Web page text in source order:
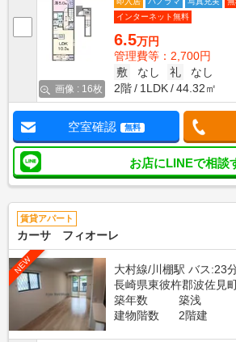
画像 : 16枚
インターネット無料
6.5万円
管理費等：2,700円
敷
なし 礼
なし
2階
1LDK 44.32㎡
空室確認 無料
お店にLINEで相談
賃貸アパート
カーサ フィオーレ
NEW
大村線/川棚駅 バス:23
長崎県東彼杵郡波佐見
築年数
築浅
建物階数
2階建